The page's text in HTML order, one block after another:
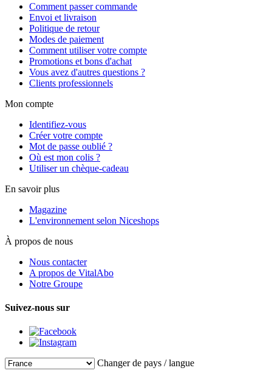
Comment passer commande
Envoi et livraison
Politique de retour
Modes de paiement
Comment utiliser votre compte
Promotions et bons d'achat
Vous avez d'autres questions ?
Clients professionnels
Mon compte
Identifiez-vous
Créer votre compte
Mot de passe oublié ?
Où est mon colis ?
Utiliser un chèque-cadeau
En savoir plus
Magazine
L'environnement selon Niceshops
À propos de nous
Nous contacter
A propos de VitalAbo
Notre Groupe
Suivez-nous sur
Changer de pays / langue